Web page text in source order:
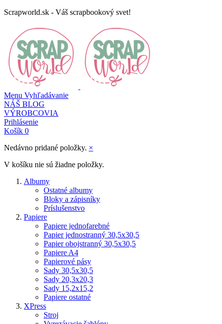
Scrapworld.sk - Váš scrapbookový svet!
Menu Vyhľadávanie
NÁŠ BLOG
VÝROBCOVIA
Prihlásenie
Košík 0
Nedávno pridané položky. ×
V košíku nie sú žiadne položky.
Albumy
Ostatné albumy
Bloky a zápisníky
Príslušenstvo
Papiere
Papiere jednofarebné
Papier jednostranný 30,5x30,5
Papier obojstranný 30,5x30,5
Papiere A4
Papierové pásy
Sady 30,5x30,5
Sady 20,3x20,3
Sady 15,2x15,2
Papiere ostatné
XPress
Stroj